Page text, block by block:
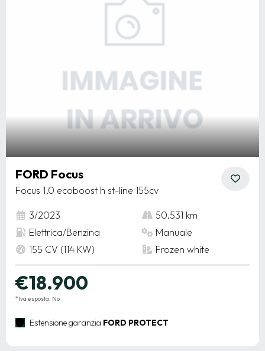
FORD Focus
Focus 1.0 ecoboost h st-line 155cv
3/2023
50.531 km
Elettrica/Benzina
Manuale
155 CV (114 KW)
Frozen white
€18.900
*Iva esposta: No
Estensione garanzia FORD PROTECT